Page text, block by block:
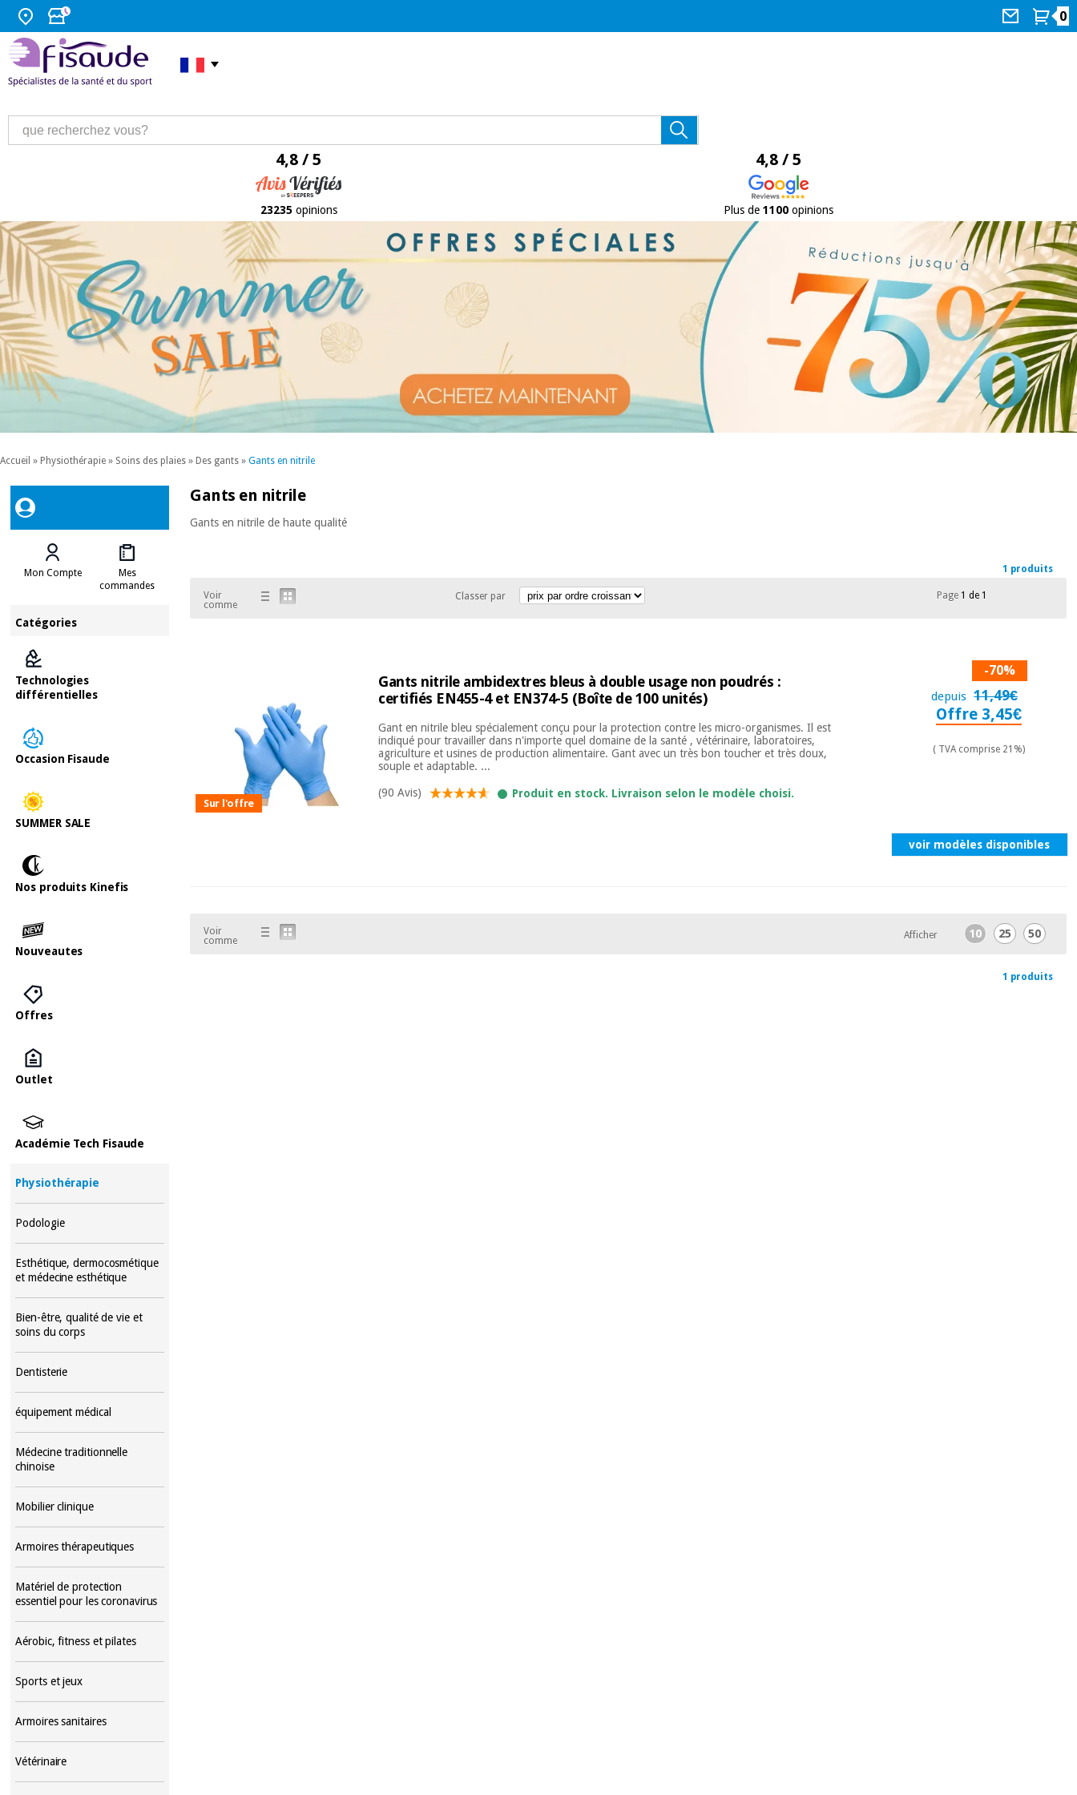
0
4,8 / 5
23235 opinions
4,8 / 5
Plus de 1100opinions
Accueil » Physiothérapie » Soins des plaies » Des gants » Gants en nitrile
Mon Compte
Mes
commandes
Catégories
Technologies
différentielles
Occasion Fisaude
SUMMER SALE
Nos produits Kinefis
Nouveautes
Offres
Outlet
Académie Tech Fisaude
Physiothérapie
Podologie
Esthétique, dermocosmétique
et médecine esthétique
Bien-être, qualité de vie et
soins du corps
Dentisterie
équipement médical
Médecine traditionnelle
chinoise
Mobilier clinique
Armoires thérapeutiques
Matériel de protection
essentiel pour les coronavirus
Aérobic, fitness et pilates
Sports et jeux
Armoires sanitaires
Vétérinaire
Gants en nitrile
Gants en nitrile de haute qualité
1 produits
Voir
comme
Classer par Page1 de 1
Sur l'offre
Gants nitrile ambidextres bleus à double usage non poudrés :
certifiés EN455-4 et EN374-5 (Boîte de 100 unités)
Gant en nitrile bleu spécialement conçu pour la protection contre les micro-organismes. Il est
indiqué pour travailler dans n'importe quel domaine de la santé , vétérinaire, laboratoires,
agriculture et usines de production alimentaire. Gant avec un très bon toucher et très doux,
souple et adaptable. ...
(90 Avis) Produit en stock. Livraison selon le modèle choisi.
-70%
depuis 11,49€
Offre 3,45€
( TVA comprise 21%)
voir modèles disponibles
Voir
comme
Afficher 10 25 50
1 produits